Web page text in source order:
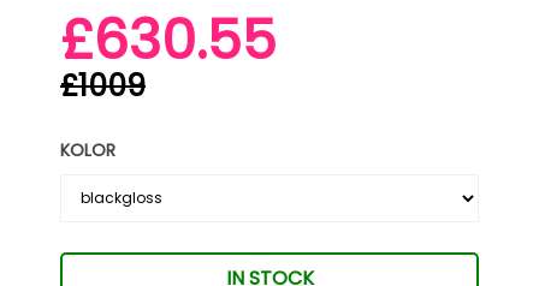
£630.55
£1009
KOLOR
IN STOCK